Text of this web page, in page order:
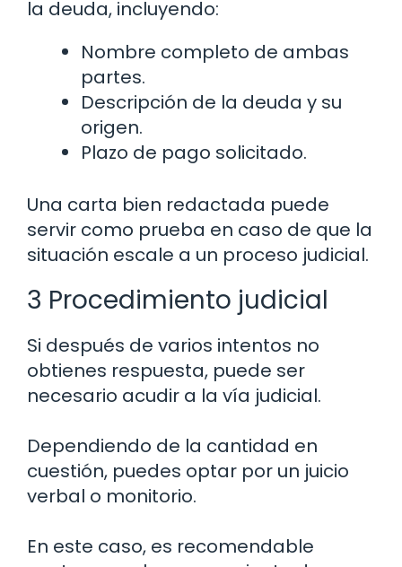
la deuda, incluyendo:
Nombre completo de ambas
partes.
Descripción de la deuda y su
origen.
Plazo de pago solicitado.
Una carta bien redactada puede
servir como prueba en caso de que la
situación escale a un proceso judicial.
3 Procedimiento judicial
Si después de varios intentos no
obtienes respuesta, puede ser
necesario acudir a la vía judicial.
Dependiendo de la cantidad en
cuestión, puedes optar por un juicio
verbal o monitorio.
En este caso, es recomendable